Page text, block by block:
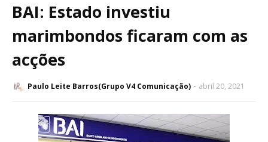
BAI: Estado investiu
marimbondos ficaram com as
acções
Paulo Leite Barros(Grupo V4 Comunicação) abril 20, 2021